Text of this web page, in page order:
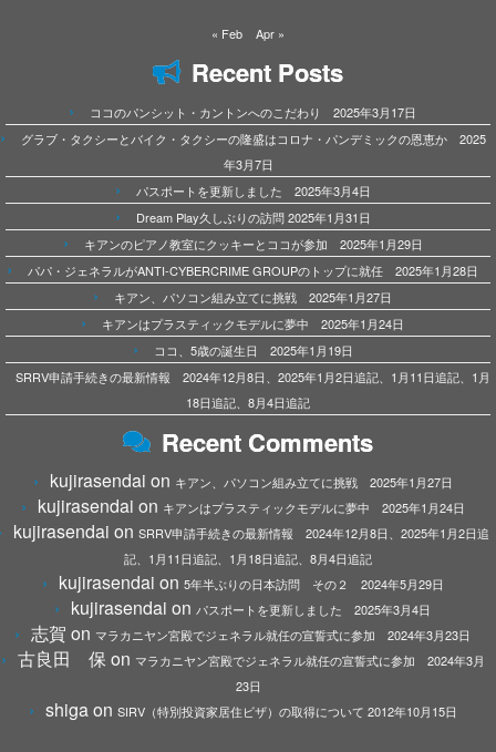
« Feb Apr »
Recent Posts
ココのパンシット・カントンへのこだわり 2025年3月17日
グラブ・タクシーとバイク・タクシーの隆盛はコロナ・パンデミックの恩恵か 2025
年3月7日
パスポートを更新しました 2025年3月4日
Dream Play久しぶりの訪問 2025年1月31日
キアンのピアノ教室にクッキーとココが参加 2025年1月29日
パパ・ジェネラルがANTI-CYBERCRIME GROUPのトップに就任 2025年1月28日
キアン、パソコン組み立てに挑戦 2025年1月27日
キアンはプラスティックモデルに夢中 2025年1月24日
ココ、5歳の誕生日 2025年1月19日
SRRV申請手続きの最新情報 2024年12月8日、2025年1月2日追記、1月11日追記、1月
18日追記、8月4日追記
Recent Comments
kujirasendai on キアン、パソコン組み立てに挑戦 2025年1月27日
kujirasendai on キアンはプラスティックモデルに夢中 2025年1月24日
kujirasendai on SRRV申請手続きの最新情報 2024年12月8日、2025年1月2日追
記、1月11日追記、1月18日追記、8月4日追記
kujirasendai on 5年半ぶりの日本訪問 その２ 2024年5月29日
kujirasendai on パスポートを更新しました 2025年3月4日
志賀 on マラカニヤン宮殿でジェネラル就任の宣誓式に参加 2024年3月23日
古良田 保 on マラカニヤン宮殿でジェネラル就任の宣誓式に参加 2024年3月
23日
shigaon SIRV（特別投資家居住ビザ）の取得について 2012年10月15日